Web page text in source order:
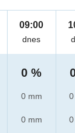
09:00
dnes
0 %
0 mm
0 mm